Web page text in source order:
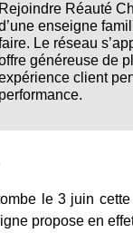
Rejoindre Réauté
enseigne
Le réseau
généreuse de
client
performance.
le 3 juin
propose en